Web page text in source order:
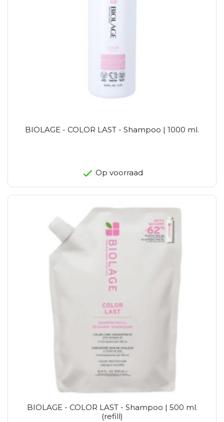
BIOLAGE - COLOR LAST - Shampoo | 1000 ml.
Op voorraad
BIOLAGE - COLOR LAST - Shampoo | 500 ml.
(refill)